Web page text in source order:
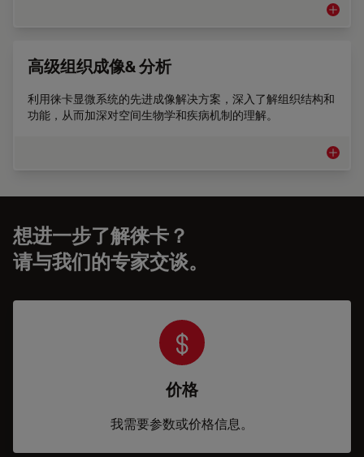
生物制
高级组织成像& 分析
利用徕卡显微系统的先进成像解决方案，深入了解组织结构和
功能，从而加深对空间生物学和疾病机制的理解。
高级组
想进一步了解徕卡？
请与我们的专家交谈。
价格
我需要参数或价格信息。